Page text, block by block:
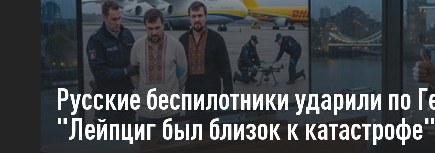
Русские беспилотники ударили по
"Лейпциг был близок к